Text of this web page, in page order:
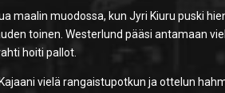
maalin muodossa, kun Jyri Kiuru puski
toinen. Westerlund pääsi antamaan
hoiti pallot.
vielä rangaistupotkun ja ottelun